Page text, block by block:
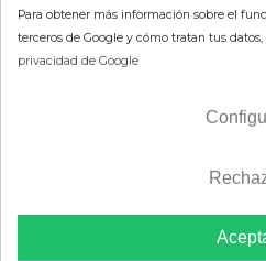
(impuestos inc.)
AÑADIR AL CARRITO
Para obtener más información sobre el
terceros de Google y cómo tratan tus
privacidad de Google